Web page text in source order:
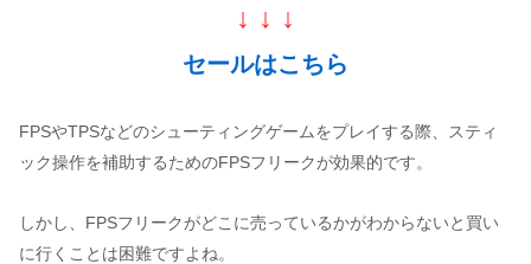
↓ ↓ ↓
セールはこちら
FPSやTPSなどのシューティングゲームをプレイする際、スティ
ック操作を補助するためのFPSフリークが効果的です。
しかし、FPSフリークがどこに売っているかがわからないと買い
に行くことは困難ですよね。